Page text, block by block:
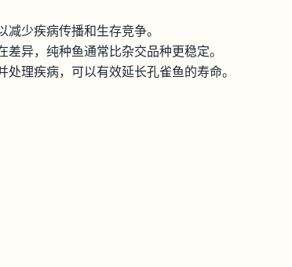
少疾病传播和生存竞争。
异，纯种鱼通常比杂交品种更稳定。
理疾病，可以有效延长孔雀鱼的寿命。